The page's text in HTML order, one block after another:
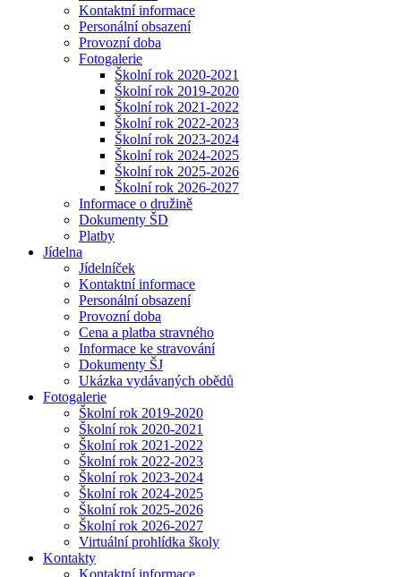
Kontaktní informace
Personální obsazení
Provozní doba
Fotogalerie
Školní rok 2020-2021
Školní rok 2019-2020
Školní rok 2021-2022
Školní rok 2022-2023
Školní rok 2023-2024
Školní rok 2024-2025
Školní rok 2025-2026
Školní rok 2026-2027
Informace o družině
Dokumenty ŠD
Platby
Jídelna
Jídelníček
Kontaktní informace
Personální obsazení
Provozní doba
Cena a platba stravného
Informace ke stravování
Dokumenty ŠJ
Ukázka vydávaných obědů
Fotogalerie
Školní rok 2019-2020
Školní rok 2020-2021
Školní rok 2021-2022
Školní rok 2022-2023
Školní rok 2023-2024
Školní rok 2024-2025
Školní rok 2025-2026
Školní rok 2026-2027
Virtuální prohlídka školy
Kontakty
Kontaktní informace